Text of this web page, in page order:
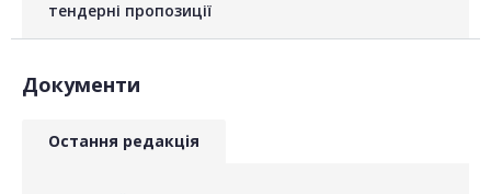
тендерні пропозиції
Документи
Остання редакція